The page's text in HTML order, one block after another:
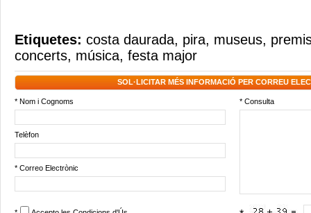
Etiquetes: costa daurada, pira, museus,
concerts, música, festa major
SOL·LICITAR MÉS INFORMACIÓ PER CORREU
* Nom i Cognoms * Consulta
Telèfon
* Correo Electrònic